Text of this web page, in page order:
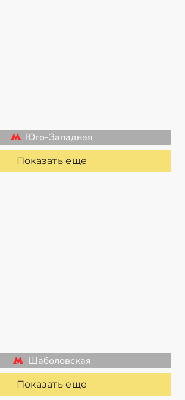
Юго-Западная
Показать еще
Шаболовская
Показать еще